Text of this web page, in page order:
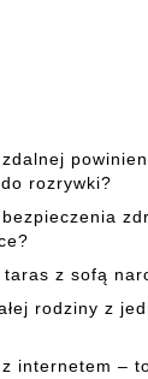
rozrywki?
taras z sofą
rodziny z
internetem –